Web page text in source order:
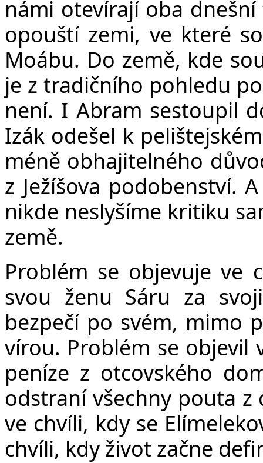
námi otevírají oba
opouští zemi, ve které
Moábu. Do země, kde
je z tradičního pohledu
není. I Abram sestoupil
Izák odešel k
méně obhajitelného
z Ježíšova podobenství.
nikde neslyšíme kritiku
země.
Problém se objevuje ve
svou ženu Sáru za
bezpečí po svém, mimo
vírou. Problém se objevil
peníze z otcovského
odstraní všechny pouta
ve chvíli, kdy se
chvíli, kdy život začne